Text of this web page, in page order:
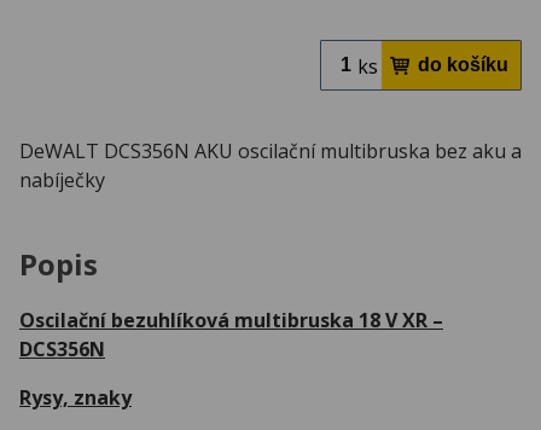
ks
DeWALT DCS356N AKU oscilační multibruska bez aku a
nabíječky
Popis
Oscilační bezuhlíková multibruska 18 V XR –
DCS356N
Rysy, znaky